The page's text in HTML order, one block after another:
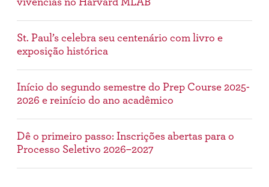
St. Paul’s celebra seu centenário com livro e
exposição histórica
Início do segundo semestre do Prep Course 2025-
2026 e reinício do ano acadêmico
Dê o primeiro passo: Inscrições abertas para o
Processo Seletivo 2026–2027